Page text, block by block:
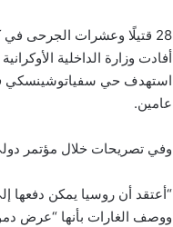
28 قتيلًا وعشرات الجرحى في كييف
عامين.
وفي تصريحات خلال مؤتمر
“أعتقد أن روسيا يمكن دفعها
ووصف الغارات بأنها “عرض